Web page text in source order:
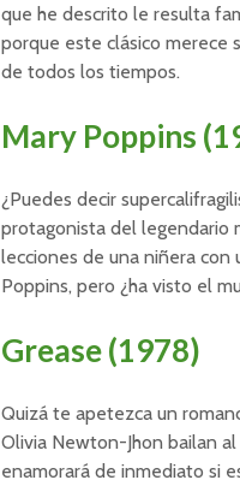
que he descrito le resulta
porque este clásico merece
de todos los tiempos.
Mary Poppins
¿Puedes decir
protagonista del legendario
lecciones de una niñera con
Poppins, pero ¿ha visto el
Grease (1978)
Quizá te apetezca un
Olivia Newton-Jhon bailan
enamorará de inmediato si